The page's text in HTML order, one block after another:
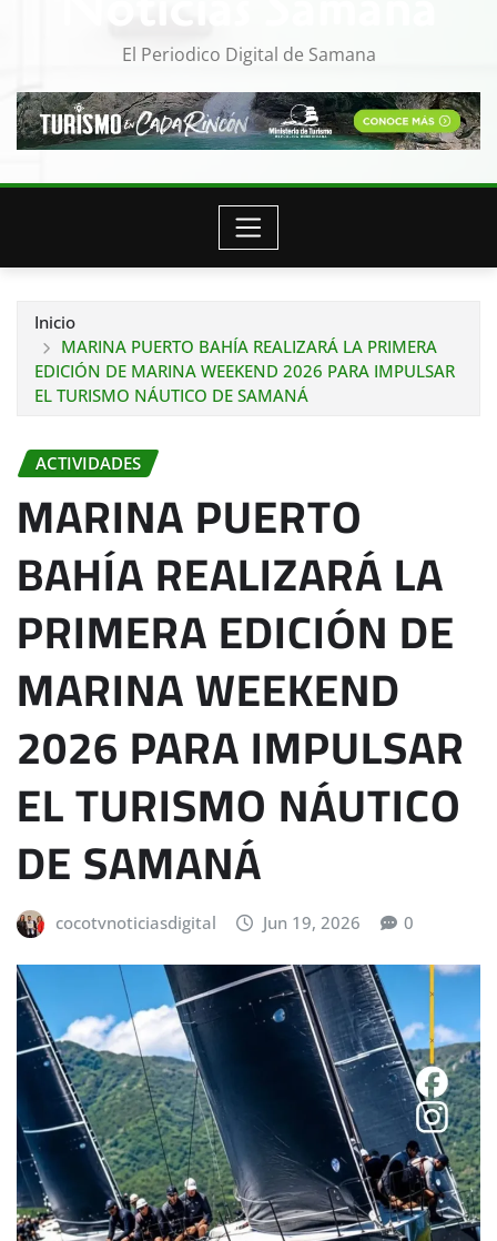
El Periodico Digital de Samana
Inicio
MARINA PUERTO BAHÍA REALIZARÁ LA PRIMERA
EDICIÓN DE MARINA WEEKEND 2026 PARA IMPULSAR
EL TURISMO NÁUTICO DE SAMANÁ
ACTIVIDADES
MARINA PUERTO
BAHÍA REALIZARÁ LA
PRIMERA EDICIÓN DE
MARINA WEEKEND
2026 PARA IMPULSAR
EL TURISMO NÁUTICO
DE SAMANÁ
cocotvnoticiasdigital Jun 19, 2026 0